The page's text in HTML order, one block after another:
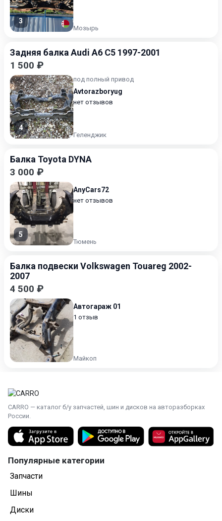
3
Мозырь
Задняя балка Audi A6 C5 1997-2001
1 500 ₽
4
под полный привод
Avtorazboryug
нет отзывов
Геленджик
Балка Toyota DYNA
3 000 ₽
5
AnyCars72
нет отзывов
Тюмень
Балка подвески Volkswagen Touareg 2002-
2007
4 500 ₽
Автогараж 01
1 отзыв
Майкоп
CARRO — каталог б/у запчастей, шин и дисков на авторазборках
России.
Популярные категории
Запчасти
Шины
Диски